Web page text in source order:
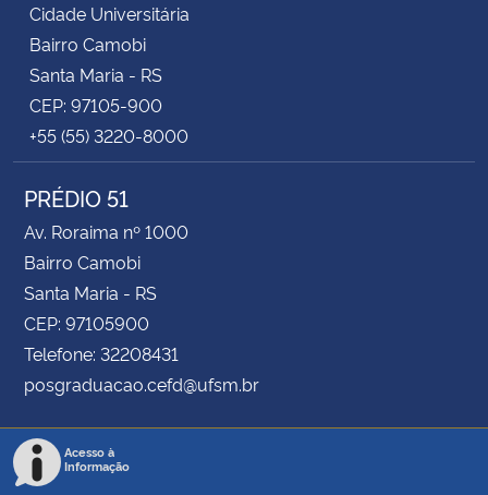
Cidade Universitária
Bairro Camobi
Santa Maria - RS
CEP: 97105-900
+55 (55) 3220-8000
PRÉDIO 51
Av. Roraima nº 1000
Bairro Camobi
Santa Maria - RS
CEP: 97105900
Telefone: 32208431
posgraduacao.cefd@ufsm.br
Acesso à
Informação